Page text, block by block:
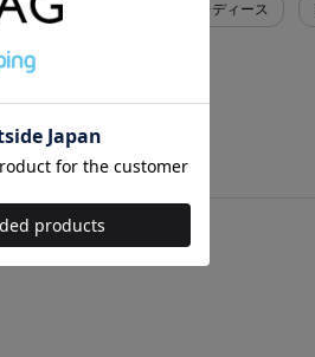
NIKE シューズ>スニーカー レディース
NIKE レディース